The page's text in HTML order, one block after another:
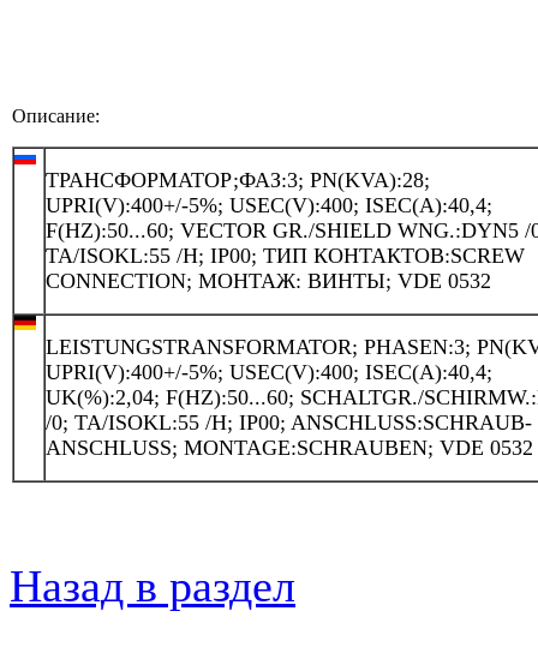
Описание:
ТРАНСФОРМАТОР;ФАЗ:3; PN(KVA):28;
UPRI(V):400+/-5%; USEC(V):400; ISEC(A):40,4;
F(HZ):50...60; VECTOR GR./SHIELD WNG.:DYN5 /
TA/ISOKL:55 /H; IP00; ТИП КОНТАКТОВ:SCREW
CONNECTION; МОНТАЖ: ВИНТЫ; VDE 0532
LEISTUNGSTRANSFORMATOR; PHASEN:3;
UPRI(V):400+/-5%; USEC(V):400; ISEC(A):40,4;
UK(%):2,04; F(HZ):50...60; SCHALTGR./
/0; TA/ISOKL:55 /H; IP00; ANSCHLUSS:SCHRAUB-
ANSCHLUSS; MONTAGE:SCHRAUBEN; VDE 0532
Назад в раздел